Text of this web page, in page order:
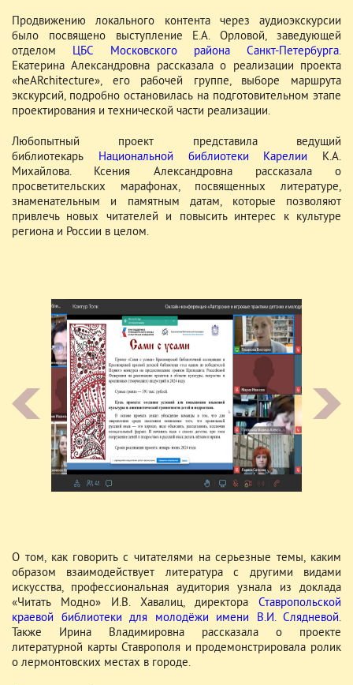
Продвижению локального контента через аудиоэкскурсии
было посвящено выступление Е.А. Орловой, заведующей
отделом ЦБС Московского района Санкт-Петербурга.
Екатерина Александровна рассказала о реализации проекта
«heARchitecture», его рабочей группе, выборе маршрута
экскурсий, подробно остановилась на подготовительном этапе
проектирования и технической части реализации.
Любопытный проект представила ведущий
библиотекарь Национальной библиотеки Карелии К.А.
Михайлова. Ксения Александровна рассказала о
просветительских марафонах, посвященных литературе,
знаменательным и памятным датам, которые позволяют
привлечь новых читателей и повысить интерес к культуре
региона и России в целом.
О том, как говорить с читателями на серьезные темы, каким
образом взаимодействует литература с другими видами
искусства, профессиональная аудитория узнала из доклада
«Читать Модно» И.В. Хавалиц, директора Ставропольской
краевой библиотеки для молодёжи имени В.И. Слядневой.
Также Ирина Владимировна рассказала о проекте
литературной карты Ставрополя и продемонстрировала ролик
о лермонтовских местах в городе.